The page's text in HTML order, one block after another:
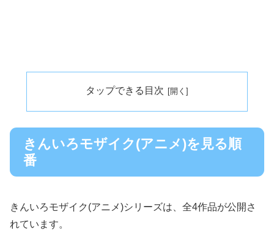
タップできる目次
きんいろモザイク(アニメ)を見る順
番
きんいろモザイク(アニメ)シリーズは、全4作品が公開さ
れています。